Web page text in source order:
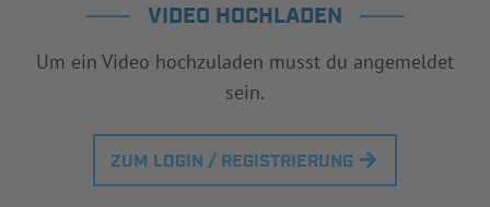
VIDEO HOCHLADEN
Um ein Video hochzuladen musst du angemeldet
sein.
ZUM LOGIN / REGISTRIERUNG